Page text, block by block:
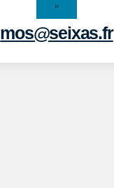
mos@seixas.fr